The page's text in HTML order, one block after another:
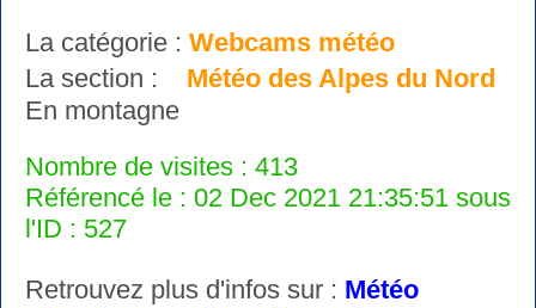
La catégorie : Webcams météo
La section : Météo des Alpes du Nord
En montagne
Nombre de visites : 413
Référencé le : 02 Dec 2021 21:35:51 sous
l'ID : 527
Retrouvez plus d'infos sur : Météo